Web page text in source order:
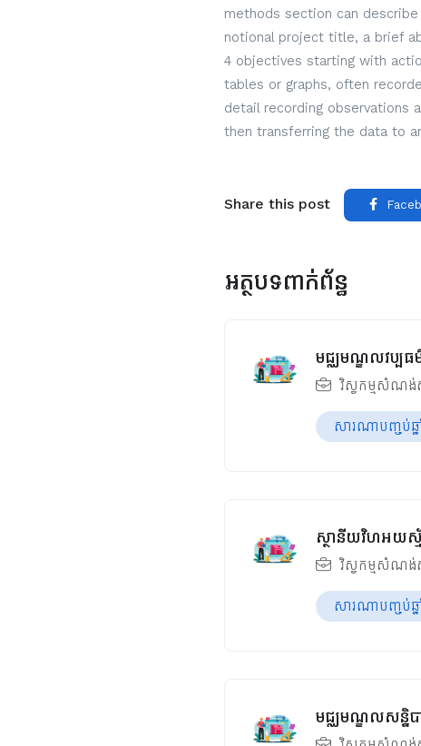
methods section can
notional project title, a brief
4 objectives starting with
tables or graphs, often
detail recording observations
then transferring the data to
Share this post
អត្ថបទពាក់ព័ន្ធ
មជ្ឈមណ្ឌលវប្បធ
វិស្វកម្មសំណង់
សារណាបញ្ចប់ឆ្ន
ស្ថានីយវិហអយស្
វិស្វកម្មសំណង់
សារណាបញ្ចប់ឆ្ន
មជ្ឈមណ្ឌលសន្និប